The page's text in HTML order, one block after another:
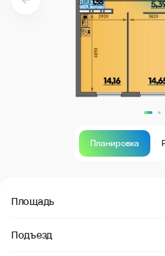
Планировка
Площадь
Подъезд